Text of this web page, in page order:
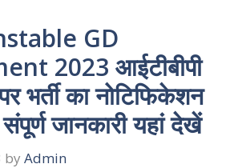
GD
2023 आईटीबीपी
भर्ती का नोटिफिकेशन
जानकारी यहां देखें
by Admin